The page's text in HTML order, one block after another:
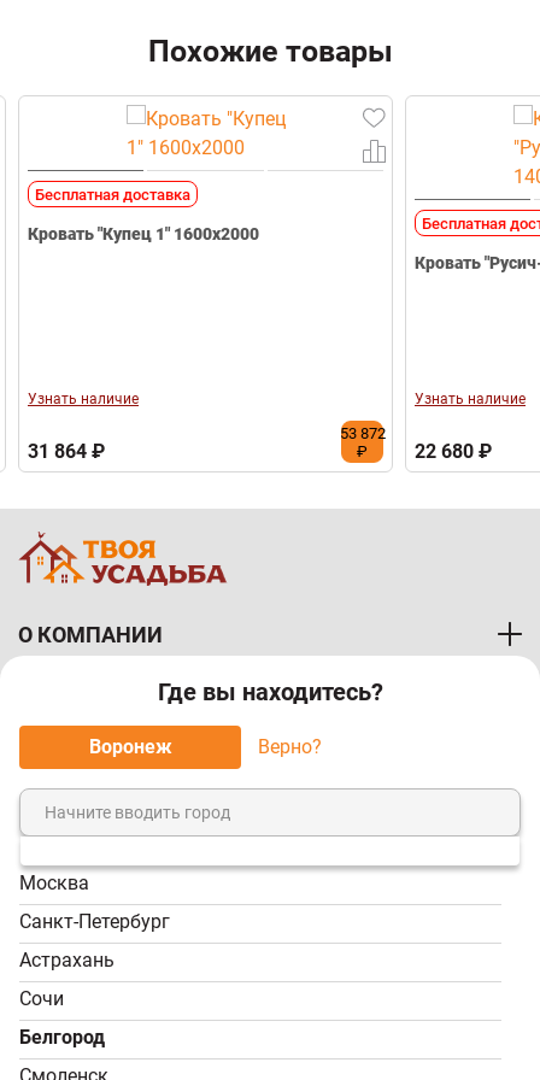
Где вы находитесь?
Воронеж Верно?
Москва
Санкт-Петербург
Астрахань
Сочи
Белгород
Похожие товары
Бесплатная доставка
Кровать "Купец 1" 1600х2000
Узнать наличие
31 864 ₽
53 872
₽
Бесплатная
Кровать
Узнать наличие
22 680 ₽
О КОМПАНИИ
ПОКУПАТЕЛЯМ
МЫ ПРИНИМАЕМ К ОПЛАТЕ:
8 (800) 7-000-828
Звонок бесплатный!
Пн-Пт, 9:00-18:00; Сб -
Вс, 9:00-17:00
info@tvoy-usadba.ru